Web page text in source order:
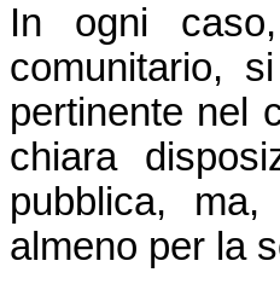
In ogni
comunitario,
pertinente nel
chiara
pubblica,
almeno per la